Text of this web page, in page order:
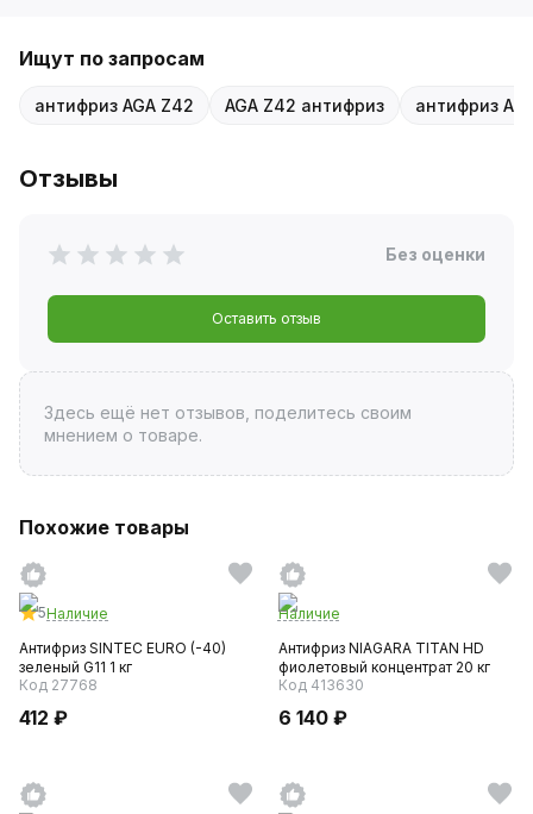
Ищут по запросам
антифриз AGA Z42 AGA Z42 антифриз антифриз
Отзывы
Без оценки
Оставить отзыв
Здесь ещё нет отзывов, поделитесь своим
мнением о товаре.
Похожие товары
5Наличие
Антифриз SINTEC EURO (-40)
зеленый G11 1 кг
Код 27768
412 ₽
Наличие
Антифриз NIAGARA TITAN HD
фиолетовый концентрат 20 кг
Код 413630
6 140 ₽